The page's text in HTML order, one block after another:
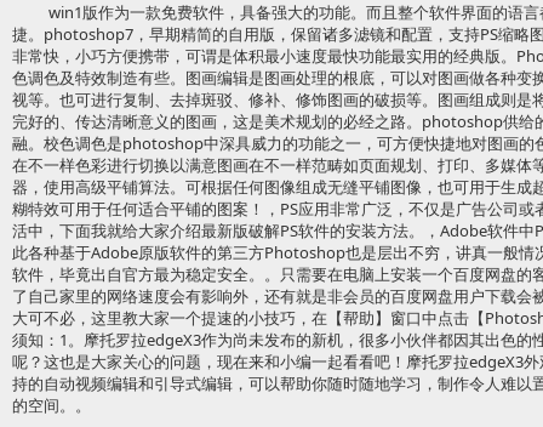
win1版作为一款免费软件，具备强大的功能。而且整个软件界面的语
捷。photoshop7，早期精简的自用版，保留诸多滤镜和配置，支持PS缩略
非常快，小巧方便携带，可谓是体积最小速度最快功能最实用的经典版。
色调色及特效制造有些。图画编辑是图画处理的根底，可以对图画做各种变
视等。也可进行复制、去掉斑驳、修补、修饰图画的破损等。图画组成则是
完好的、传达清晰意义的图画，这是美术规划的必经之路。photoshop供给
融。校色调色是photoshop中深具威力的功能之一，可方便快捷地对图画的
在不一样色彩进行切换以满意图画在不一样范畴如页面规划、打印、多媒体
器，使用高级平铺算法。可根据任何图像组成无缝平铺图像，也可用于生成
糊特效可用于任何适合平铺的图案！，PS应用非常广泛，不仅是广告公司
活中，下面我就给大家介绍最新版破解PS软件的安装方法。，Adobe软件
此各种基于Adobe原版软件的第三方Photoshop也是层出不穷，讲真一般
软件，毕竟出自官方最为稳定安全。。只需要在电脑上安装一个百度网盘的
了自己家里的网络速度会有影响外，还有就是非会员的百度网盘用户下载会
大可不必，这里教大家一个提速的小技巧，在【帮助】窗口中点击【
须知：1。摩托罗拉edgeX3作为尚未发布的新机，很多小伙伴都因其出色的
呢？这也是大家关心的问题，现在来和小编一起看看吧！摩托罗拉edgeX3
持的自动视频编辑和引导式编辑，可以帮助你随时随地学习，制作令人难以
的空间。。